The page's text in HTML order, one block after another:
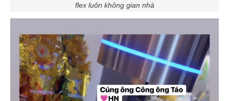
flex luôn không gian nhà